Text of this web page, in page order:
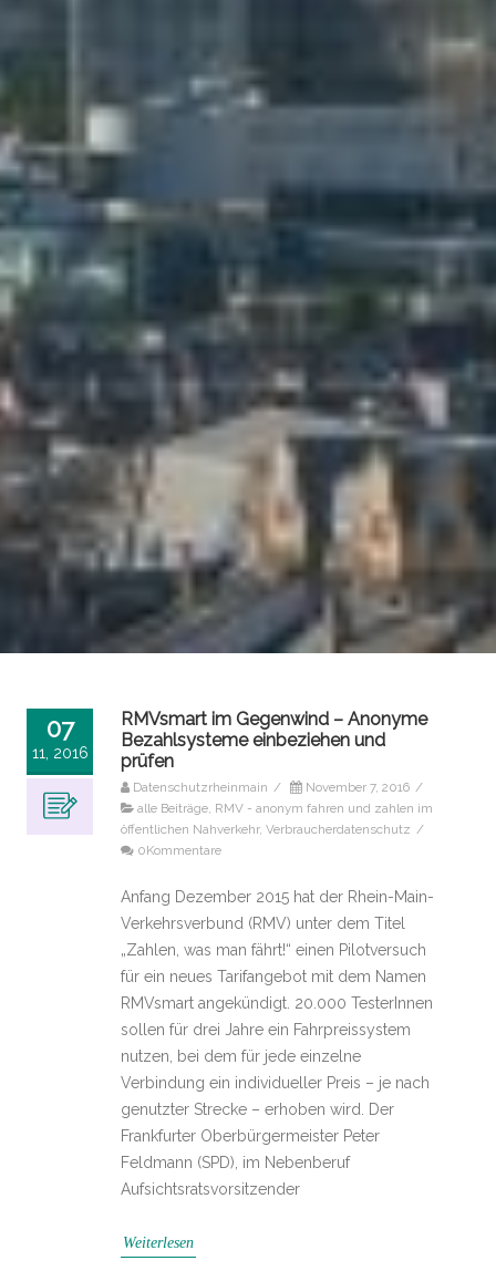
07
11, 2016
RMVsmart im Gegenwind – Anonyme
Bezahlsysteme einbeziehen und
prüfen
Datenschutzrheinmain / November 7, 2016 /
alle Beiträge RMV - anonym fahren und zahlen im
öffentlichen Nahverkehr, Verbraucherdatenschutz /
0Kommentare
Anfang Dezember 2015 hat der Rhein-Main-
Verkehrsverbund (RMV) unter dem Titel
„Zahlen, was man fährt!“ einen Pilotversuch
für ein neues Tarifangebot mit dem Namen
RMVsmart angekündigt. 20.000 TesterInnen
sollen für drei Jahre ein Fahrpreissystem
nutzen, bei dem für jede einzelne
Verbindung ein individueller Preis – je nach
genutzter Strecke – erhoben wird. Der
Frankfurter Oberbürgermeister Peter
Feldmann (SPD), im Nebenberuf
Aufsichtsratsvorsitzender
Weiterlesen